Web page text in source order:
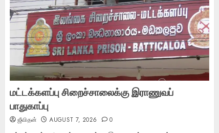
மட்டக்களப்பு சிறைச்சாலைக்கு இராணுவப்
பாதுகாப்பு
ஜீவிதன் AUGUST 7, 2026 0